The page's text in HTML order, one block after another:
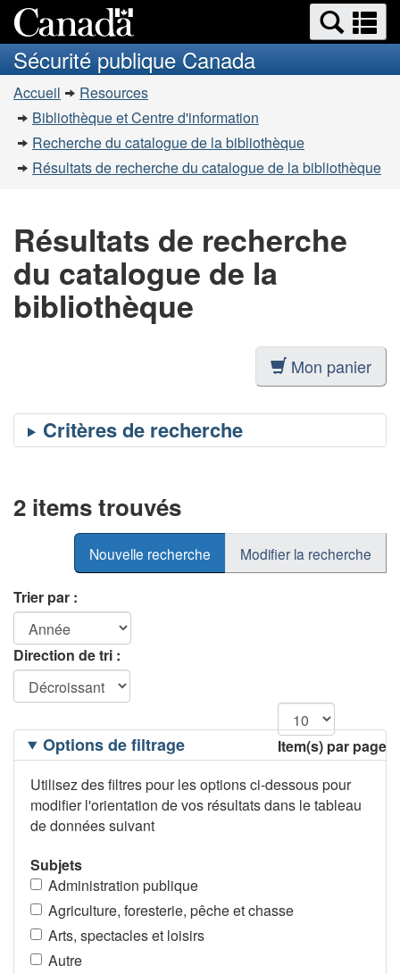
au
contenu
à
la
simplifiée
Recherche
et
menus
et
Sécurité publique Canada
Vous
êtes
ici
Accueil
Resources
Bibliothèque et Centre d'information
Recherche du catalogue de la bibliothèque
Résultats de recherche du catalogue de la bibliothèque
Résultats de recherche
du catalogue de la
bibliothèque
Mon panier
2 items trouvés
Nouvelle recherche Modifier la recherche
Trier par :
Direction de tri :
Item(s) par page
Filtrage
desOptions de filtrage
Utilisez des filtres pour les options ci-dessous pour
modifier l'orientation de vos résultats dans le tableau
de données suivant
Subjets
Administration publique
Agriculture, foresterie, pêche et chasse
Arts, spectacles et loisirs
Autre